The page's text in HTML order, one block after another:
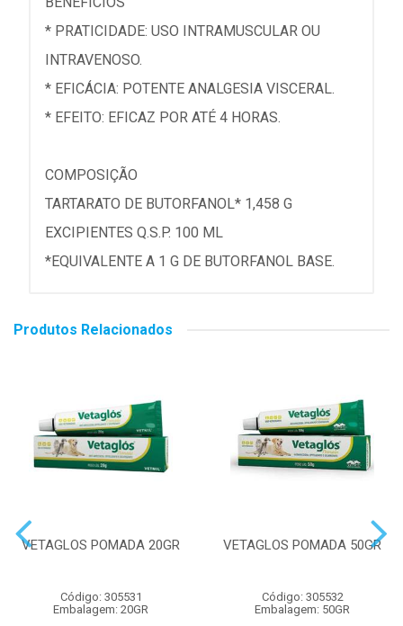
* PRATICIDADE: USO INTRAMUSCULAR OU
INTRAVENOSO.
* EFICÁCIA: POTENTE ANALGESIA VISCERAL.
* EFEITO: EFICAZ POR ATÉ 4 HORAS.
COMPOSIÇÃO
TARTARATO DE BUTORFANOL* 1,458 G
EXCIPIENTES Q.S.P. 100 ML
*EQUIVALENTE A 1 G DE BUTORFANOL BASE.
Produtos Relacionados
VETAGLOS POMADA 20GR
Código: 305531
Embalagem: 20GR
VETAGLOS POMADA 50GR
Código: 305532
Embalagem: 50GR